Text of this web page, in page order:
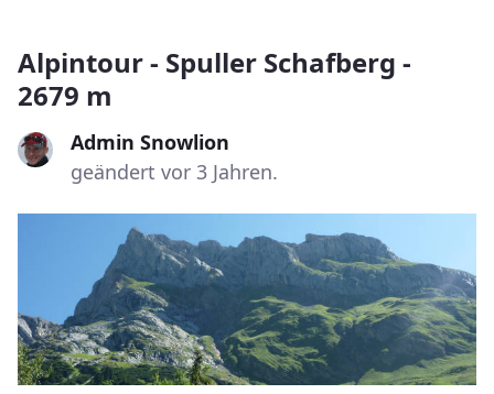
Alpintour - Spuller Schafberg -
2679 m
Admin Snowlion
geändert vor 3 Jahren.